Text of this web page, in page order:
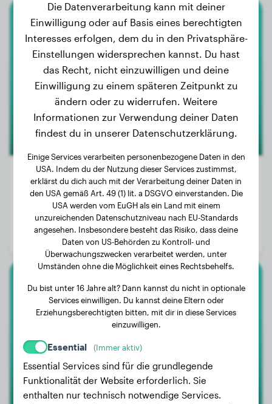
American Bully Xl
Runa
1
Gewicht:
Alter:
2 Jahre, 6 Monate
Geschlecht:
Deutscher Schäferhund
Thor
Die Datenverarbeitung kann mit deiner
Einwilligung oder auf Basis eines berechtigten
Interesses erfolgen, dem du in den Privatsphäre-
Einstellungen widersprechen kannst. Du hast
das Recht, nicht einzuwilligen und deine
Einwilligung zu einem späteren Zeitpunkt zu
ändern oder zu widerrufen. Weitere
Informationen zur Verwendung deiner Daten
findest du in unserer Datenschutzerklärung.
Einige Services verarbeiten personenbezogene Daten in den
USA. Indem du der Nutzung dieser Services zustimmst,
erklärst du dich auch mit der Verarbeitung deiner Daten in
den USA gemäß Art. 49 (1) lit. a DSGVO einverstanden. Die
USA werden vom EuGH als ein Land mit einem
unzureichenden Datenschutzniveau nach EU-Standards
angesehen. Insbesondere besteht das Risiko, dass deine
Daten von US-Behörden zu Kontroll- und
Überwachungszwecken verarbeitet werden, unter
Umständen ohne die Möglichkeit eines Rechtsbehelfs.
Du bist unter 16 Jahre alt? Dann kannst du nicht in optionale
Services einwilligen. Du kannst deine Eltern oder
Erziehungsberechtigten bitten, mit dir in diese Services
einzuwilligen.
Essential (Immer aktiv)
Essential Services sind für die grundlegende
Funktionalität der Website erforderlich. Sie
enthalten nur technisch notwendige Services.